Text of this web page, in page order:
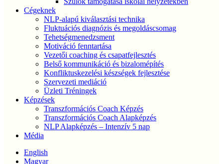
Cégeknek
NLP-alapú kiválasztási technika
Fluktuációs diagnózis és megoldáscsomag
Tehetségmenedzsment
Motiváció fenntartása
Vezetői coaching és csapatfejlesztés
Belső kommunikáció és bizalomépítés
Konfliktuskezelési készségek fejlesztése
Szervezeti mediáció
Üzleti Tréningek
Képzések
Transzformációs Coach Képzés
Transzformációs Coach Alapképzés
NLP Alapképzés – Intenzív 5 nap
Média
English
Magyar